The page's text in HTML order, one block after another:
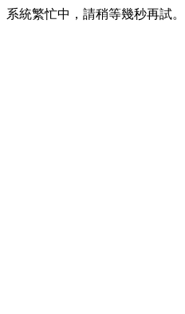
系統繁忙中，請稍等幾秒再試。